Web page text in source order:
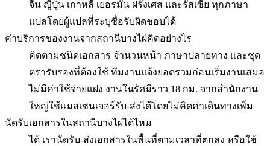
จีน ญี่ปุ่น เกาหลี เยอรมัน ฝรั่งเศส และรัสเซีย ทุกภาษา
แปลโดยผู้แปลที่ระบุชื่อรับผิดชอบได้
ค่าบริการของงานจากสถานีบางไผ่คิดอย่างไร
คิดตามชนิดเอกสาร จำนวนหน้า ภาษาปลายทาง และชุด
ตรารับรองที่ต้องใช้ ทีมงานแจ้งยอดรวมก่อนเริ่มงานเสมอ
ไม่มีค่าใช้จ่ายแฝง งานในรัศมีราว 18 กม. จากสำนักงาน
ใหญ่ใช้แมสเซนเจอร์รับ-ส่งได้โดยไม่คิดค่าเดินทางเพิ่ม
นัดรับเอกสารในสถานีบางไผ่ได้ไหม
ได้ เรานัดรับ-ส่งเอกสารในพื้นที่ตามเวลาที่ตกลง หรือใช้